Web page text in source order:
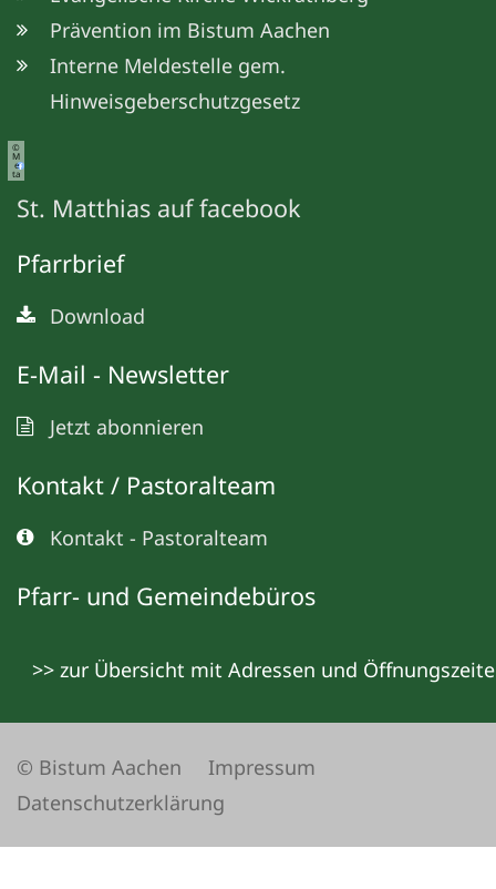
Prävention im Bistum Aachen
Interne Meldestelle gem.
Hinweisgeberschutzgesetz
©
M
e
ta
St. Matthias auf facebook
Pfarrbrief
Download
E-Mail - Newsletter
Jetzt abonnieren
Kontakt / Pastoralteam
Kontakt - Pastoralteam
Pfarr- und Gemeindebüros
>> zur Übersicht mit Adressen und
© Bistum Aachen
Impressum
Datenschutzerklärung